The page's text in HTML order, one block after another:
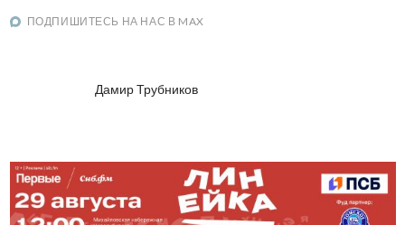
ПОДПИШИТЕСЬ НА НАС В MAX
Дамир Трубников